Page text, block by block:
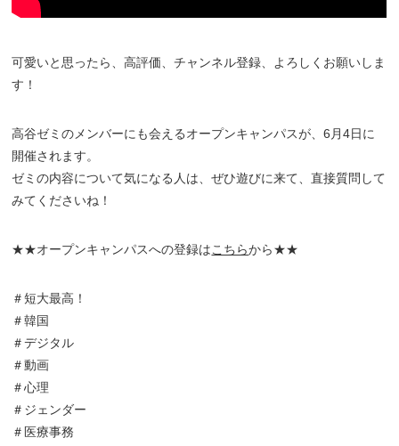
可愛いと思ったら、高評価、チャンネル登録、よろしくお願いしま
す！
高谷ゼミのメンバーにも会えるオープンキャンパスが、6月4日に
開催されます。
ゼミの内容について気になる人は、ぜひ遊びに来て、直接質問して
みてくださいね！
★★オープンキャンパスへの登録はこちらから★★
＃短大最高！
＃韓国
＃デジタル
＃動画
＃心理
＃ジェンダー
＃医療事務